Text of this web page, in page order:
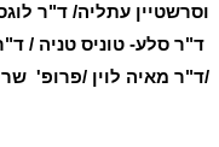
וסרשטיין עתליה/ ד"ר
ד"ר סלע- טוניס טניה /
/ד"ר מאיה לוין /פרופ'